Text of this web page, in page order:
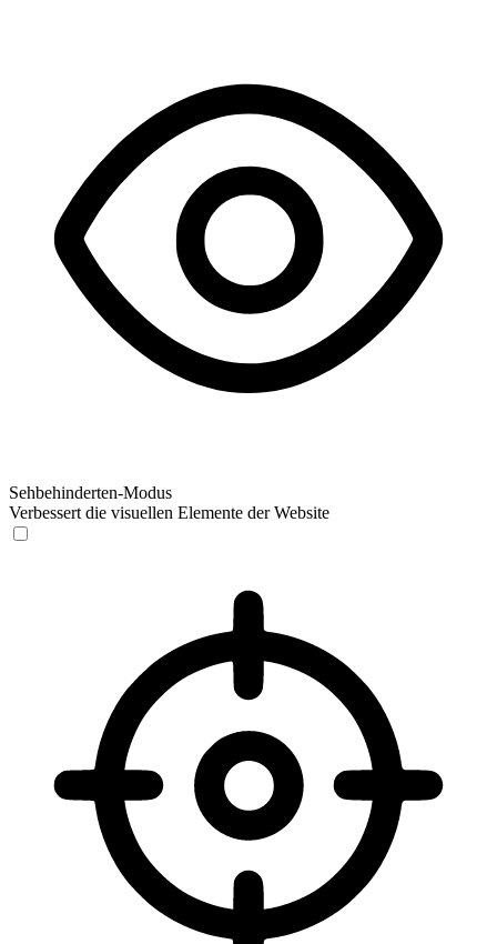
Sehbehinderten-Modus
Verbessert die visuellen Elemente der Website